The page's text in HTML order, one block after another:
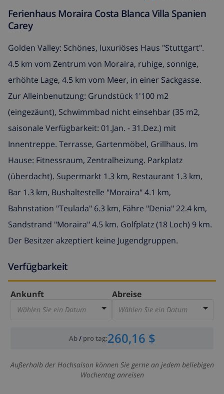
Ferienhaus Moraira Costa Blanca Villa Spanien
Carey
Golden Valley: Schönes, luxuriöses Haus "Stuttgart".
4.5 km vom Zentrum von Moraira, ruhige, sonnige,
erhöhte Lage, 4.5 km vom Meer, in einer Sackgasse.
Zur Alleinbenutzung: Grundstück 1'100 m2
(eingezäunt), Schwimmbad nicht einsehbar (35 m2,
saisonale Verfügbarkeit: 01.Jan. - 31.Dez.) mit
Innentreppe. Terrasse, Gartenmöbel, Grillhaus. Im
Hause: Fitnessraum, Zentralheizung. Parkplatz
(überdacht). Supermarkt 1.3 km, Restaurant 1.3 km,
Bar 1.3 km, Bushaltestelle "Moraira" 4.1 km,
Bahnstation "Teulada" 6.3 km, Fähre "Denia" 22.4 km,
Sandstrand "Moraira" 4.5 km. Golfplatz (18 Loch) 9 km.
Der Besitzer akzeptiert keine Jugendgruppen.
Verfügbarkeit
Ankunft
Wählen Sie ein Datum
Abreise
Wählen Sie ein Datum
Ab/ pro tag:260,16 $
Außerhalb der Hochsaison können Sie gerne an jedem beliebigen
Wochentag anreisen